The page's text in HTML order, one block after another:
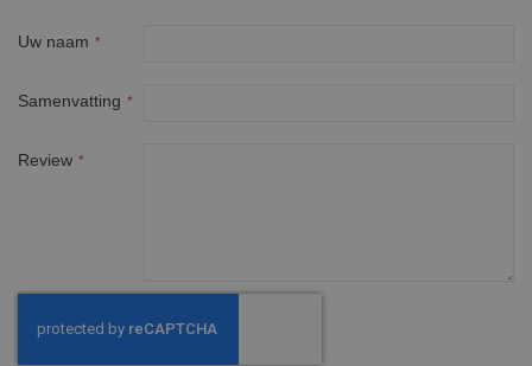
Uw naam
Samenvatting
Review